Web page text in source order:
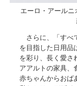
エーロ・アール
さらに、「すべ
を目指した日用品
を彩り、長く愛さ
アアルトの家具、
赤ちゃんからおば